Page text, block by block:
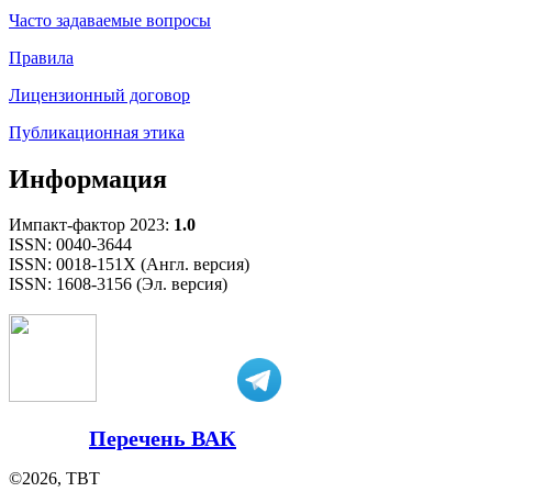
Часто задаваемые вопросы
Правила
Лицензионный договор
Публикационная этика
Информация
Импакт-фактор 2023: 1.0
ISSN: 0040-3644
ISSN: 0018-151X (Англ. версия)
ISSN: 1608-3156 (Эл. версия)
Перечень ВАК
©2026, ТВТ